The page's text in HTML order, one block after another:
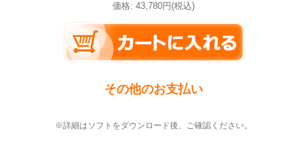
価格: 43,780円(税込)
その他のお支払い
※詳細はソフトをダウンロード後、ご確認ください。